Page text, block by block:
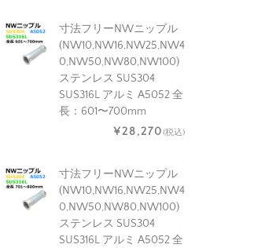
寸法フリーNWニップル
(NW10,NW16,NW25,NW4
0,NW50,NW80,NW100)
ステンレス SUS304
SUS316L アルミ A5052 全
長：601〜700mm
¥28,270(税込)
寸法フリーNWニップル
(NW10,NW16,NW25,NW4
0,NW50,NW80,NW100)
ステンレス SUS304
SUS316L アルミ A5052 全